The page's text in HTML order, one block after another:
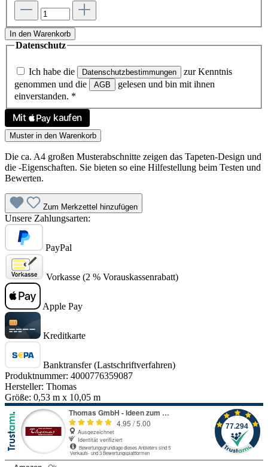
In den Warenkorb
Datenschutz
Ich habe die Datenschutzbestimmungen
zur Kenntnis
genommen und die
AGB
gelesen und bin mit ihnen
einverstanden. *
Muster in den Warenkorb
Die ca. A4 großen Musterabschnitte zeigen das Tapeten-Design und
die -Eigenschaften. Sie bieten so eine Hilfestellung beim Testen und
Bewerten.
Zum Merkzettel hinzufügen
Unsere Zahlungsarten:
PayPal
Vorkasse (2 % Vorauskassenrabatt)
Apple Pay
Kreditkarte
Banktransfer (Lastschriftverfahren)
Produktnummer: 4000776359087
Hersteller: Thomas
Größe: 0,53 m x 10,05 m